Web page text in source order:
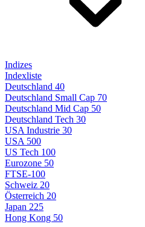
Indizes
Indexliste
Deutschland 40
Deutschland Small Cap 70
Deutschland Mid Cap 50
Deutschland Tech 30
USA Industrie 30
USA 500
US Tech 100
Eurozone 50
FTSE-100
Schweiz 20
Österreich 20
Japan 225
Hong Kong 50